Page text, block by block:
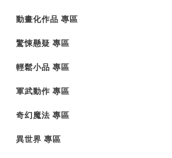
動畫化作品 專區
驚悚懸疑 專區
輕鬆小品 專區
軍武動作 專區
奇幻魔法 專區
異世界 專區